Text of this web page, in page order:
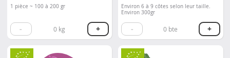
1 pièce ~ 100 à 200 gr
- 0 kg +
Environ 6 à 9 côtes selon leur taille.
Environ 300gr
- 0 bte +